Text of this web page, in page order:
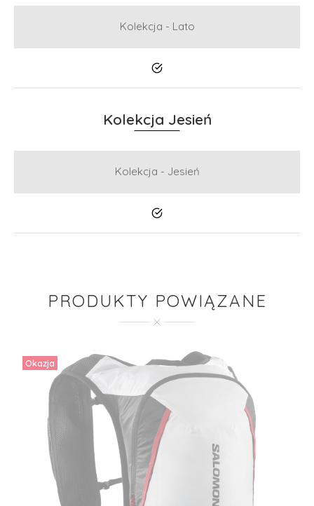
Kolekcja - Lato
Tak
Kolekcja Jesień
Kolekcja - Jesień
Tak
PRODUKTY POWIĄZANE
Okazja